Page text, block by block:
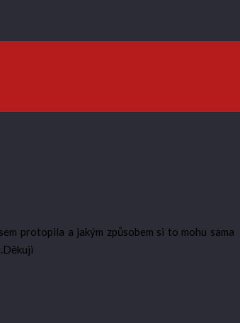
protopila a jakým způsobem si to mohu sama